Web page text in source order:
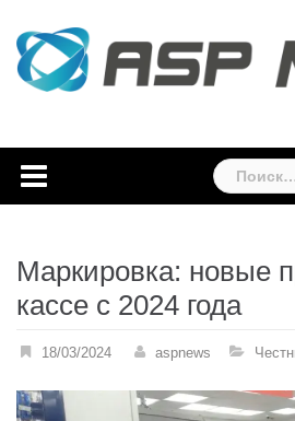
content
Найти:
Маркировка: новые
кассе с 2024 года
18/03/2024 aspnews